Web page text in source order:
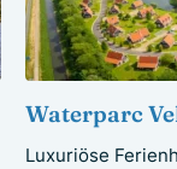
Waterparc
Luxuriöse